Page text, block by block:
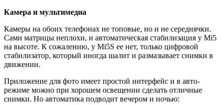
Камера и мультимедиа
Камеры на обоих телефонах не топовые, но и не середнячки.
Сами матрицы неплохи, и автоматическая стабилизация у Mi5
на высоте. К сожалению, у Mi5S ее нет, только цифровой
стабилизатор, который иногда шалит и размазывает снимки в
движении.
Приложение для фото имеет простой интерфейс и в авто-
режиме можно при хорошем освещении сделать отличные
снимки. Но автоматика подводит вечером и ночью: